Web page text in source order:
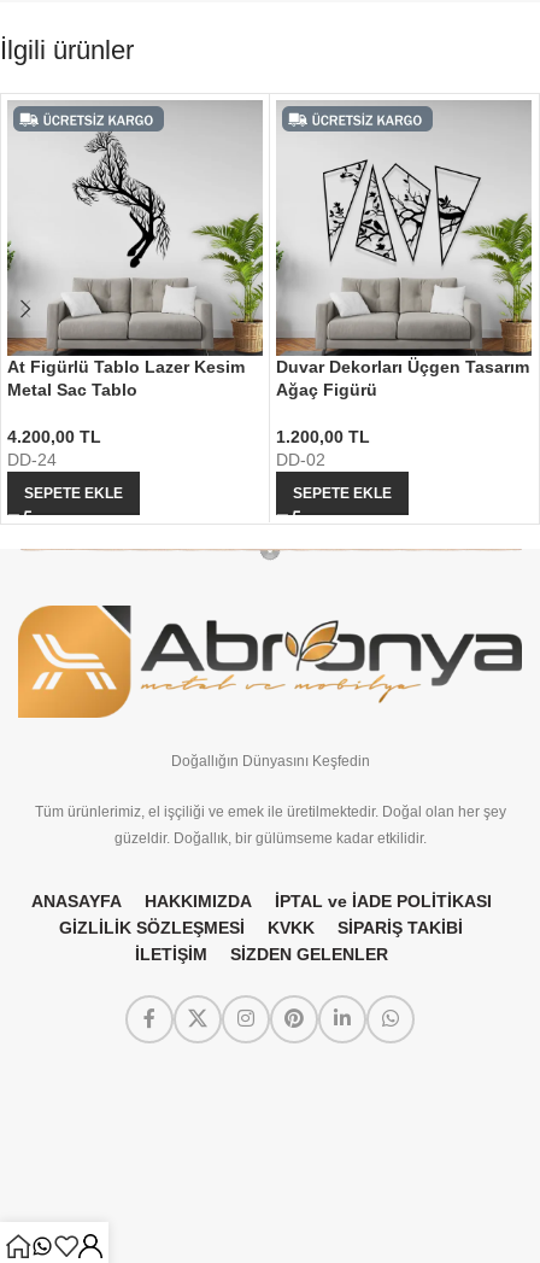
İlgili ürünler
At Figürlü Tablo Lazer Kesim
Metal Sac Tablo
4.200,00 TL
DD-24
SEPETE EKLE
Duvar Dekorları Üçgen Tasarım
Ağaç Figürü
1.200,00 TL
DD-02
SEPETE EKLE
Doğallığın Dünyasını Keşfedin
Tüm ürünlerimiz, el işçiliği ve emek ile üretilmektedir. Doğal olan her şey
güzeldir. Doğallık, bir gülümseme kadar etkilidir.
ANASAYFA HAKKIMIZDA
İPTAL ve İADE POLİTİKASI
GİZLİLİK SÖZLEŞMESİ
KVKK
SİPARİŞ TAKİBİ
İLETİŞİM
SİZDEN GELENLER